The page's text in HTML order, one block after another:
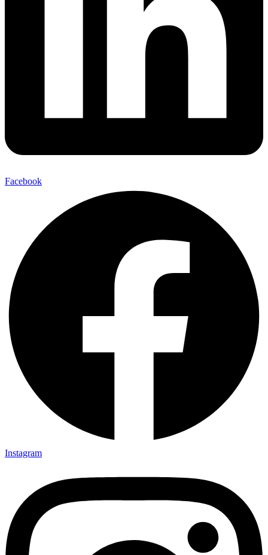
Facebook
Instagram